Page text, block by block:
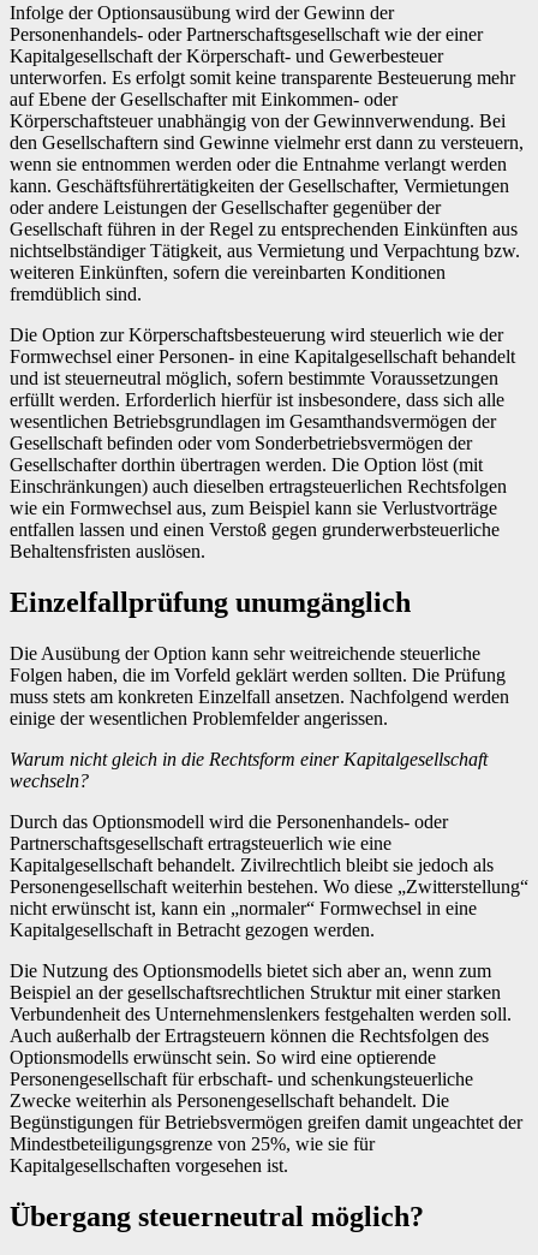
Infolge der Optionsausübung wird der Gewinn der
Personenhandels- oder Partnerschaftsgesellschaft wie der einer
Kapitalgesellschaft der Körperschaft- und Gewerbesteuer
unterworfen. Es erfolgt somit keine transparente Besteuerung mehr
auf Ebene der Gesellschafter mit Einkommen- oder
Körperschaftsteuer unabhängig von der Gewinnverwendung. Bei
den Gesellschaftern sind Gewinne vielmehr erst dann zu versteuern,
wenn sie entnommen werden oder die Entnahme verlangt werden
kann. Geschäftsführertätigkeiten der Gesellschafter, Vermietungen
oder andere Leistungen der Gesellschafter gegenüber der
Gesellschaft führen in der Regel zu entsprechenden Einkünften aus
nichtselbständiger Tätigkeit, aus Vermietung und Verpachtung bzw.
weiteren Einkünften, sofern die vereinbarten Konditionen
fremdüblich sind.
Die Option zur Körperschaftsbesteuerung wird steuerlich wie der
Formwechsel einer Personen- in eine Kapitalgesellschaft behandelt
und ist steuerneutral möglich, sofern bestimmte Voraussetzungen
erfüllt werden. Erforderlich hierfür ist insbesondere, dass sich alle
wesentlichen Betriebsgrundlagen im Gesamthandsvermögen der
Gesellschaft befinden oder vom Sonderbetriebsvermögen der
Gesellschafter dorthin übertragen werden. Die Option löst (mit
Einschränkungen) auch dieselben ertragsteuerlichen Rechtsfolgen
wie ein Formwechsel aus, zum Beispiel kann sie Verlustvorträge
entfallen lassen und einen Verstoß gegen grunderwerbsteuerliche
Behaltensfristen auslösen.
Einzelfallprüfung unumgänglich
Die Ausübung der Option kann sehr weitreichende steuerliche
Folgen haben, die im Vorfeld geklärt werden sollten. Die Prüfung
muss stets am konkreten Einzelfall ansetzen. Nachfolgend werden
einige der wesentlichen Problemfelder angerissen.
Warum nicht gleich in die Rechtsform einer Kapitalgesellschaft
wechseln?
Durch das Optionsmodell wird die Personenhandels- oder
Partnerschaftsgesellschaft ertragsteuerlich wie eine
Kapitalgesellschaft behandelt. Zivilrechtlich bleibt sie jedoch als
Personengesellschaft weiterhin bestehen. Wo diese „Zwitterstellung“
nicht erwünscht ist, kann ein „normaler“ Formwechsel in eine
Kapitalgesellschaft in Betracht gezogen werden.
Die Nutzung des Optionsmodells bietet sich aber an, wenn zum
Beispiel an der gesellschaftsrechtlichen Struktur mit einer starken
Verbundenheit des Unternehmenslenkers festgehalten werden soll.
Auch außerhalb der Ertragsteuern können die Rechtsfolgen des
Optionsmodells erwünscht sein. So wird eine optierende
Personengesellschaft für erbschaft- und schenkungsteuerliche
Zwecke weiterhin als Personengesellschaft behandelt. Die
Begünstigungen für Betriebsvermögen greifen damit ungeachtet der
Mindestbeteiligungsgrenze von 25%, wie sie für
Kapitalgesellschaften vorgesehen ist.
Übergang steuerneutral möglich?